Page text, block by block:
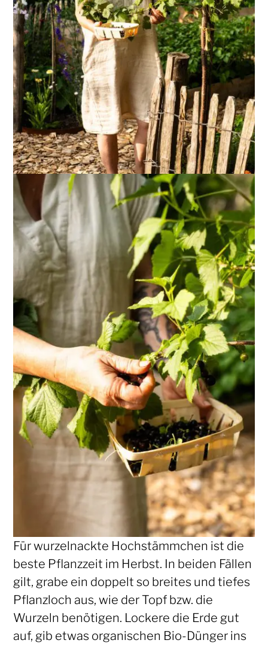
Für wurzelnackte Hochstämmchen ist die
beste Pflanzzeit im Herbst. In beiden Fällen
gilt, grabe ein doppelt so breites und tiefes
Pflanzloch aus, wie der Topf bzw. die
Wurzeln benötigen. Lockere die Erde gut
auf, gib etwas organischen Bio-Dünger ins